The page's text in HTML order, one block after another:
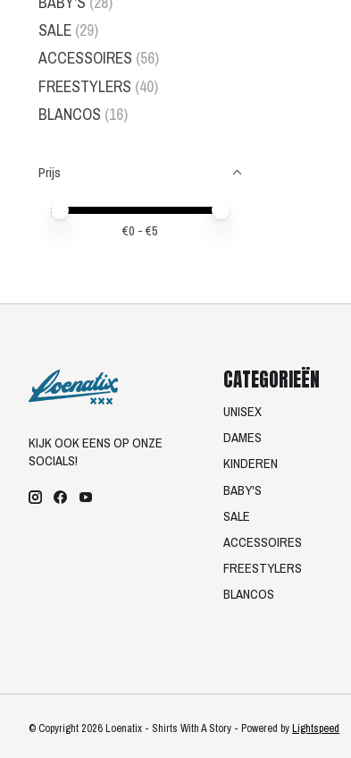
SALE (29)
ACCESSOIRES (56)
FREESTYLERS (40)
BLANCOS (16)
Prijs
Minimale prijswaarde
Price maximum value
€0 - €5
KIJK OOK EENS OP ONZE
SOCIALS!
CATEGORIEËN
UNISEX
DAMES
KINDEREN
BABY'S
SALE
ACCESSOIRES
FREESTYLERS
BLANCOS
© Copyright 2026 Loenatix - Shirts With A Story - Powered byLightspeed